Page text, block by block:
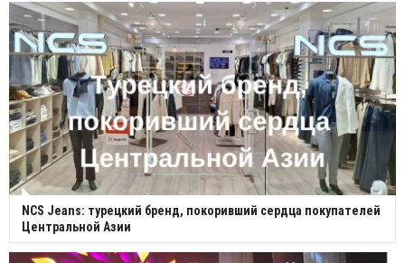
NCS Jeans: турецкий бренд, покоривший сердца покупателей
Центральной Азии